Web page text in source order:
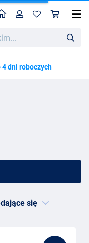
HomeProfil
4 dni roboczych